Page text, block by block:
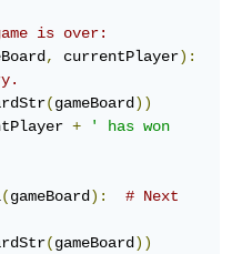
is over:
, currentPlayer):
(gameBoard ))
+
' has won
(gameBoard ):
# Next
(gameBoard ))